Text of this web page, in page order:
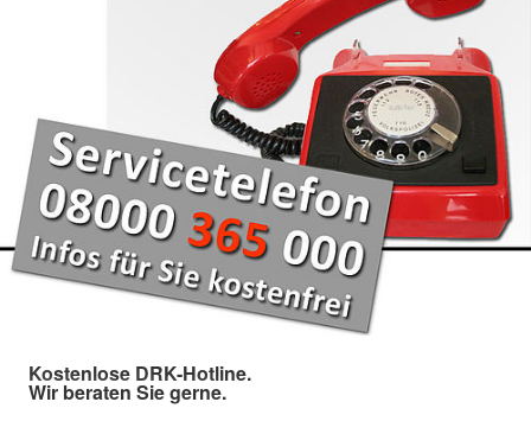
Kostenlose DRK-Hotline.
Wir beraten Sie gerne.